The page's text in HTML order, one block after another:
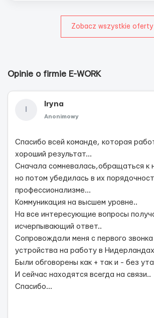
Zobacz wszystkie oferty
Opinie o firmie E-WORK
Iryna
Anonimowy
Спасибо всей команде, которая
хороший результат...
Сначала сомневалась,обращаться к
но потом убедилась в их
профессионализме...
Коммуникация на высшем уровне..
На все интересующие вопросы
исчерпывающий ответ..
Сопровождали меня с первого
устройства на работу в
Были обговорены как + так и - без
И сейчас находятся всегда на связи..
Спасибо...